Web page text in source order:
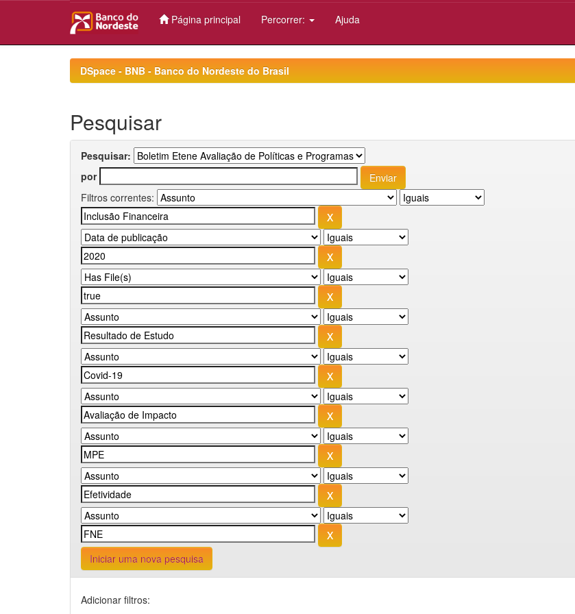
Página principal Percorrer: Ajuda
DSpace - BNB - Banco do Nordeste do Brasil
Pesquisar
Pesquisar:
por
Filtros correntes:
Iniciar uma nova pesquisa
Adicionar filtros: